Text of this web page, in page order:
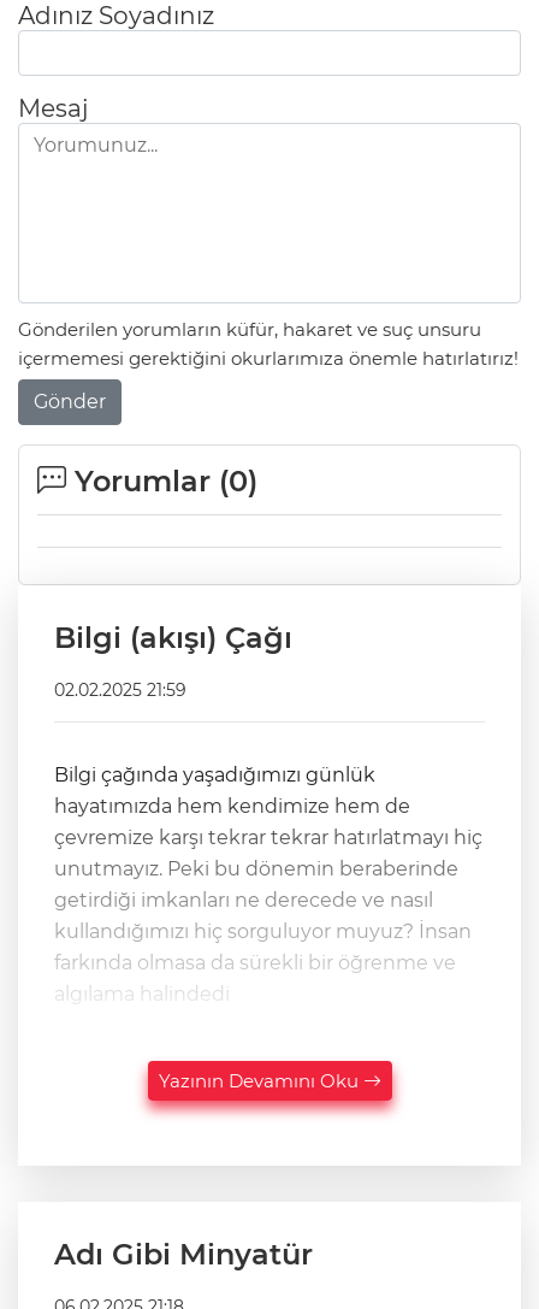
Adınız Soyadınız
Mesaj
Gönderilen yorumların küfür, hakaret ve suç unsuru
içermemesi gerektiğini okurlarımıza önemle hatırlatırız!
Gönder
Yorumlar (0)
Bilgi (akışı) Çağı
02.02.2025 21:59
Bilgi çağında yaşadığımızı günlük
hayatımızda hem kendimize hem de
çevremize karşı tekrar tekrar hatırlatmayı hiç
unutmayız. Peki bu dönemin beraberinde
getirdiği imkanları ne derecede ve nasıl
kullandığımızı hiç sorguluyor muyuz? İnsan
farkında olmasa da sürekli bir öğrenme ve
algılama halindedi
Yazının Devamını Oku
Adı Gibi Minyatür